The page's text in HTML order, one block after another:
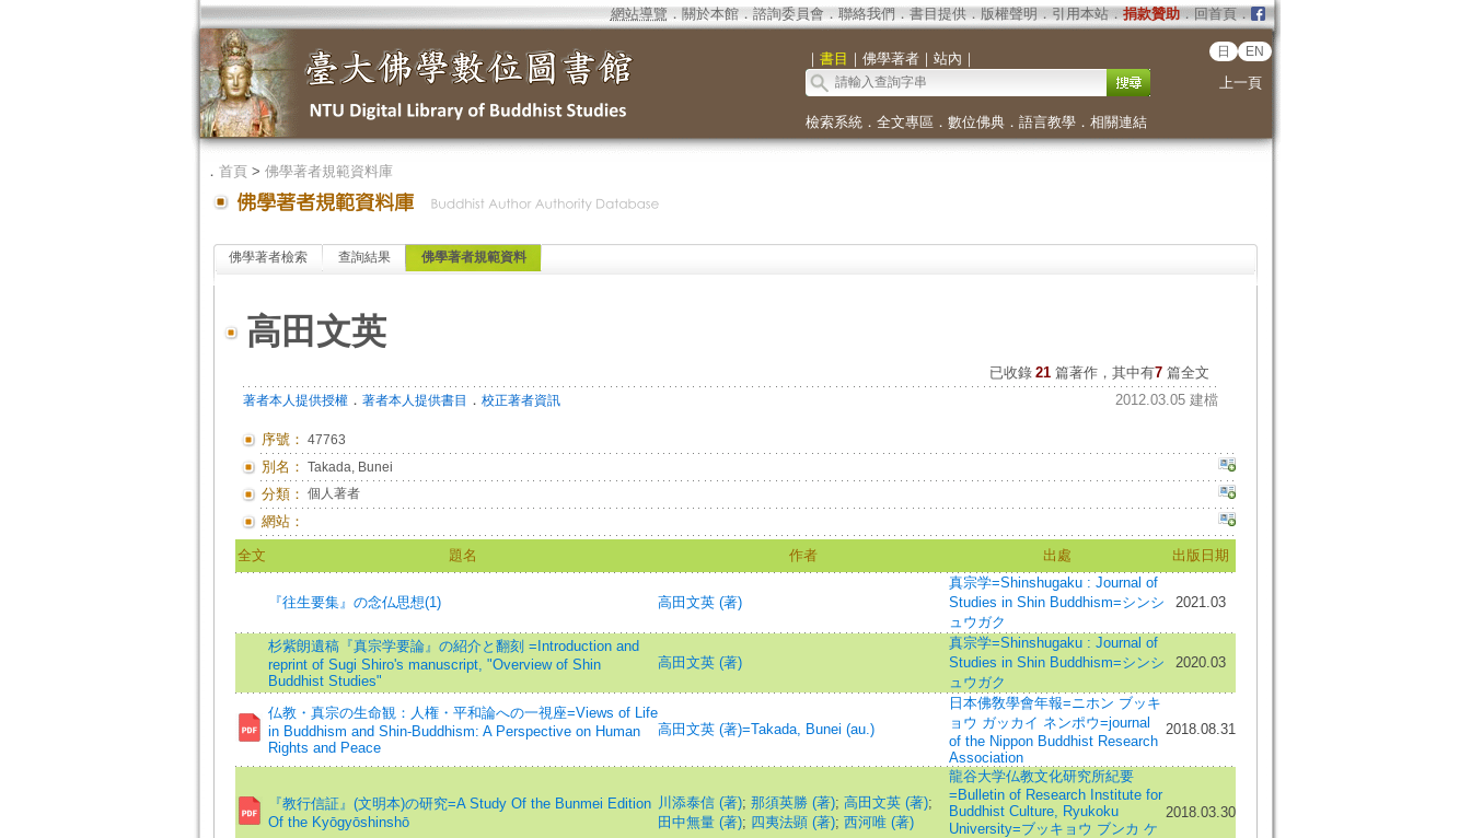
網站導覽 ． 關於本館． 諮詢委員會． 聯絡我們 ． 書目提供． 版權聲明 ． 引用本站． 捐款贊助．回首頁．
｜ 書目 ｜ 佛學著者｜ 站內 ｜ 日 EN
上一頁
檢索系統． 全文專區 ． 數位佛典． 語言教學． 相關連結
． 首頁> 佛學著者規範資料庫
佛學著者檢索 查詢結果 佛學著者規範資料
高田文英
已收錄 21 篇著作，其中有7篇全文
著者本人提供授權． 著者本人提供書目 ． 校正著者資訊 2012.03.05 建檔
序號： 47763
別名： Takada, Bunei
分類： 個人著者
網站：
全文 題名 作者 出處 出版日期
『往生要集』の念仏思想(1) 高田文英 (著)
真宗学=Shinshugaku : Journal of
Studies in Shin Buddhism=シンシ
ュウガク
2021.03
杉紫朗遺稿『真宗学要論』の紹介と翻刻 =Introduction and
reprint of Sugi Shiro's manuscript, "Overview of Shin
Buddhist Studies"
高田文英 (著)
真宗学=Shinshugaku : Journal of
Studies in Shin Buddhism=シンシ
ュウガク
2020.03
仏教・真宗の生命観：人権・平和論への一視座=Views of Life
in Buddhism and Shin-Buddhism: A Perspective on Human
Rights and Peace
高田文英 (著)=Takada, Bunei (au.)
日本佛敎學會年報=ニホン ブッキ
ョウ ガッカイ ネンポウ=journal
of the Nippon Buddhist Research
Association
2018.08.31
『教行信証』(文明本)の研究=A Study Of the Bunmei Edition
Of the Kyōgyōshinshō
川添泰信 (著); 那須英勝 (著); 高田文英 (著);
田中無量 (著); 四夷法顕 (著); 西河唯 (著)
龍谷大学仏教文化研究所紀要
=Bulletin of Research Institute for
Buddhist Culture, Ryukoku
University=ブッキョウ ブンカ ケ
2018.03.30